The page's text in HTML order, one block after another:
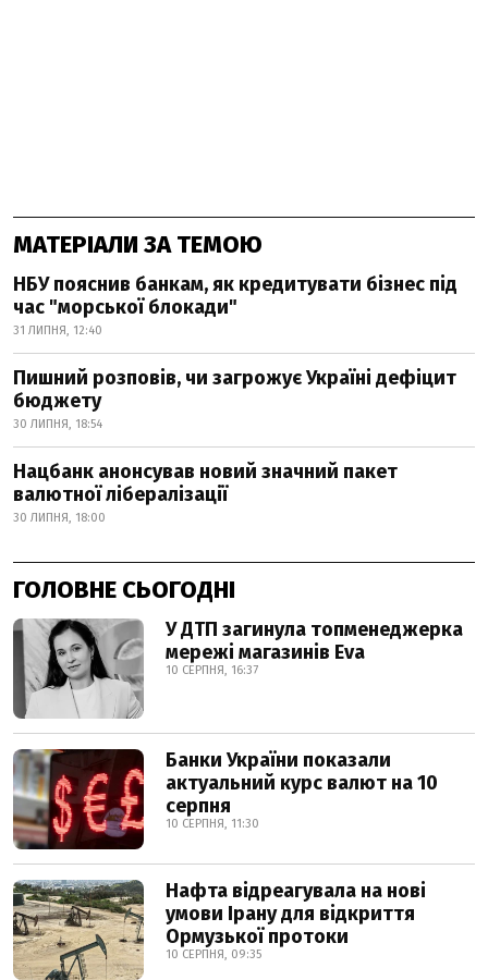
МАТЕРІАЛИ ЗА ТЕМОЮ
НБУ пояснив банкам, як кредитувати бізнес під
час "морської блокади"
31 ЛИПНЯ, 12:40
Пишний розповів, чи загрожує Україні дефіцит
бюджету
30 ЛИПНЯ, 18:54
Нацбанк анонсував новий значний пакет
валютної лібералізації
30 ЛИПНЯ, 18:00
ГОЛОВНЕ СЬОГОДНІ
У ДТП загинула топменеджерка
мережі магазинів Eva
10 СЕРПНЯ, 16:37
Банки України показали
актуальний курс валют на 10
серпня
10 СЕРПНЯ, 11:30
Нафта відреагувала на нові
умови Ірану для відкриття
Ормузької протоки
10 СЕРПНЯ, 09:35